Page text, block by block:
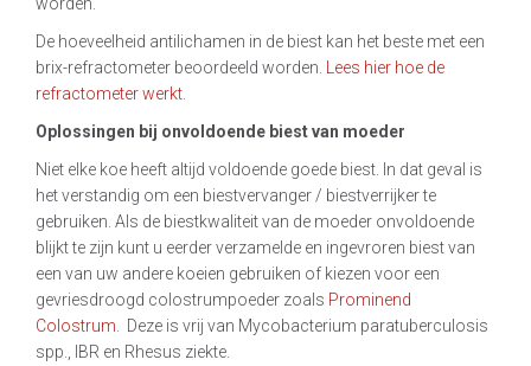
De hoeveelheid antilichamen in de biest kan het beste met een
brix-refractometer beoordeeld worden.
Lees hier hoe de
refractometer werkt.
Oplossingen bij onvoldoende biest van moeder
Niet elke koe heeft altijd voldoende goede biest. In dat geval is
het verstandig om een biestvervanger / biestverrijker te
gebruiken. Als de biestkwaliteit van de moeder onvoldoende
blijkt te zijn kunt u eerder verzamelde en ingevroren biest van
een van uw andere koeien gebruiken of kiezen voor een
gevriesdroogd colostrumpoeder zoals Prominend
Colostrum . Deze is vrij van Mycobacterium paratuberculosis
spp., IBR en Rhesus ziekte.